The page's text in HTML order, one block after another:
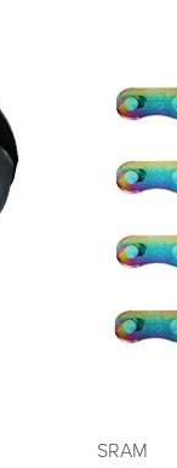
SRAM